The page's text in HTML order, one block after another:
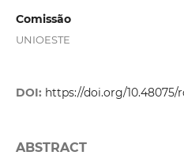
Comissão
UNIOESTE
DOI: https://doi.org/10.48075/
ABSTRACT